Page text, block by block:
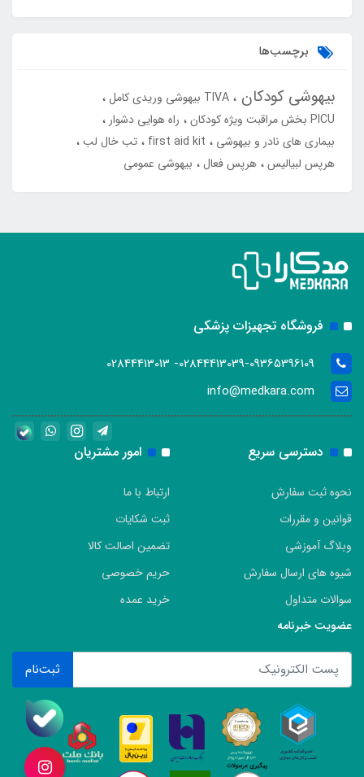
برچسب‌ها
بیهوشی کودکان
TIVA بیهوشی وریدی کامل
PICU بخش مراقبت ویژه کودکان
راه هوایی دشوار
بیماری های نادر و بیهوشی
first aid kit
تب خال لب
هرپس لبیالیس هرپس فعال بیهوشی عمومی
فروشگاه تجهیزات پزشکی
02844413039-09365396109- 02844413013
info@medkara.com
دسترسی سریع
نحوه ثبت سفارش
قوانین و مقررات
وبلاگ آموزشی
شیوه های ارسال سفارش
سوالات متداول
امور مشتریان
ارتباط با ما
ثبت شکایات
تضمین اصالت کالا
حریم خصوصی
خرید عمده
عضویت خبرنامه
ثبت‌نام